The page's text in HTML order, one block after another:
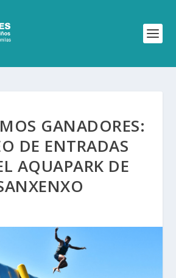
GANADORES:
DE ENTRADAS
AQUAPARK DE